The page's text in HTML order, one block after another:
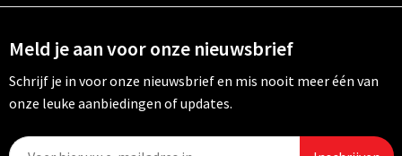
Meld je aan voor onze nieuwsbrief
Schrijf je in voor onze nieuwsbrief en mis nooit meer één van
onze leuke aanbiedingen of updates.